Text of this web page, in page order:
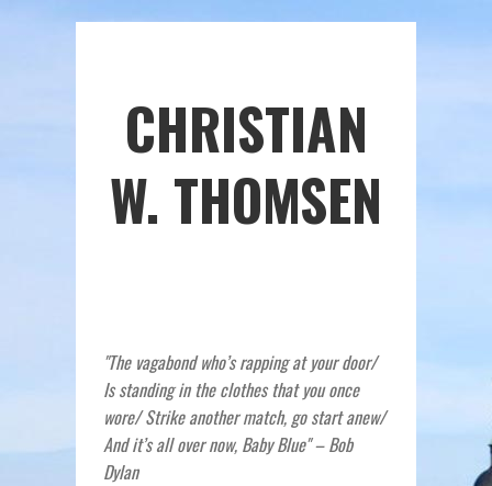
CHRISTIAN
W. THOMSEN
"The vagabond who’s rapping at your door/
Is standing in the clothes that you once
wore/ Strike another match, go start anew/
And it’s all over now, Baby Blue" – Bob
Dylan